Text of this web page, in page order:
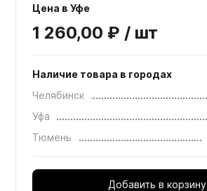
Цена в Уфе
1 260,00 ₽ / шт
Наличие товара в городах
Челябинск
Уфа
Тюмень
Добавить в корзину